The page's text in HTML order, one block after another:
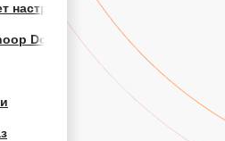
синий
Dogg